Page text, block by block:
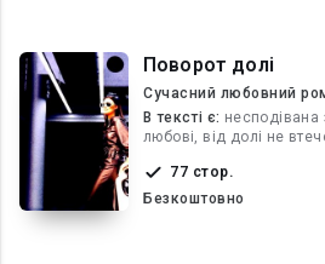
Поворот долі
Сучасний любовний
В текcті є: несподівана
любові, від долі не
77 стор.
Безкоштовно